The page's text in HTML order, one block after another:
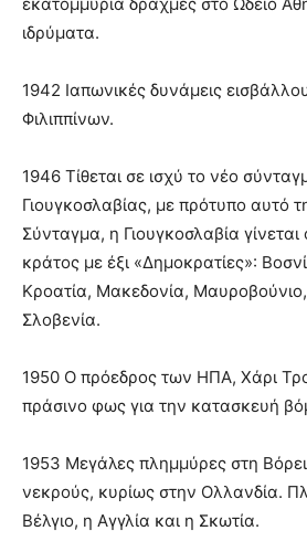
ιδρύματα.
1942 Ιαπωνικές δυνάμεις
Φιλιππίνων.
1946 Τίθεται σε ισχύ το νέο
Γιουγκοσλαβίας, με πρότυπο αυτό
Σύνταγμα, η Γιουγκοσλαβία
κράτος με έξι «Δημοκρατίες»:
Κροατία, Μακεδονία, Μαυροβούνιο,
Σλοβενία.
1950 Ο πρόεδρος των ΗΠΑ, Χάρι
πράσινο φως για την κατασκευή
1953 Μεγάλες πλημμύρες στη
νεκρούς, κυρίως στην Ολλανδία.
Βέλγιο, η Αγγλία και η Σκωτία.